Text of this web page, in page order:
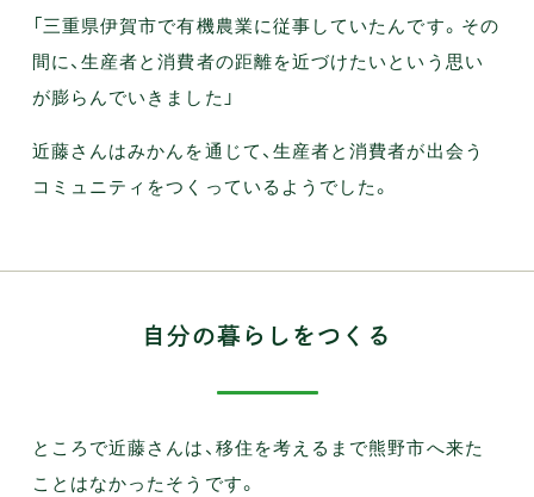
「三重県伊賀市で有機農業に従事していたんです。その
間に、生産者と消費者の距離を近づけたいという思い
が膨らんでいきました」
近藤さんはみかんを通じて、生産者と消費者が出会う
コミュニティをつくっているようでした。
自分の暮らしをつくる
ところで近藤さんは、移住を考えるまで熊野市へ来た
ことはなかったそうです。